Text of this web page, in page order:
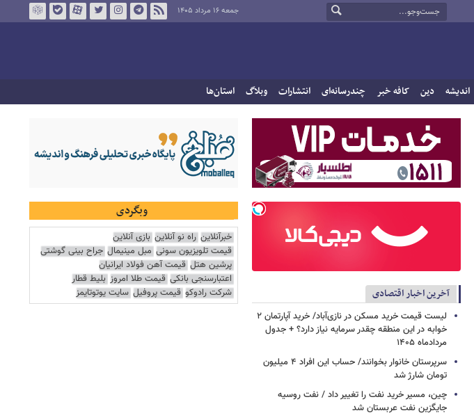
جمعه ۱۶ مرداد ۱۴۰۵
اندیشه دین کافه خبر چندرسانه‌ای انتشارات وبلاگ استان‌ها
آخرین اخبار اقتصادی
لیست قیمت خرید مسکن در نازی‌آباد/ خرید آپارتمان ۲
خوابه در این منطقه چقدر سرمایه نیاز دارد؟ + جدول
مردادماه ۱۴۰۵
سرپرستان خانوار بخوانند/ حساب این افراد ۴ میلیون
تومان شارژ شد
چین، مسیر خرید نفت را تغییر داد / نفت روسیه
جایگزین نفت عربستان شد
وبگردی
خبرآنلاین راه نو آنلاین بازی آنلاین
قیمت تلویزیون سونی مبل مینیمال جراح بینی گوشتی
پرشین هتل قیمت آهن فولاد ایرانیان
اعتبارسنجی بانکی قیمت طلا امروز بلیط قطار
شرکت رادوکو قیمت پروفیل سایت یوتوتایمز